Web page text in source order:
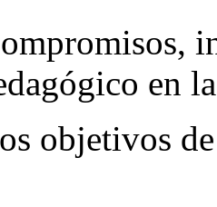
en
objetivos